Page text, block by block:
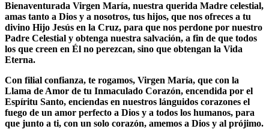
Bienaventurada Virgen María, nuestra querida Madre celestial,
amas tanto a Dios y a nosotros, tus hijos, que nos ofreces a tu
divino Hijo Jesús en la Cruz, para que nos perdone por nuestro
Padre Celestial y obtenga nuestra salvación, a fin de que todos
los que creen en Él no perezcan, sino que obtengan la Vida
Eterna.
Con filial confianza, te rogamos, Virgen María, que con la
Llama de Amor de tu Inmaculado Corazón, encendida por el
Espíritu Santo, enciendas en nuestros lánguidos corazones el
fuego de un amor perfecto a Dios y a todos los humanos, para
que junto a ti, con un solo corazón, amemos a Dios y al prójimo.